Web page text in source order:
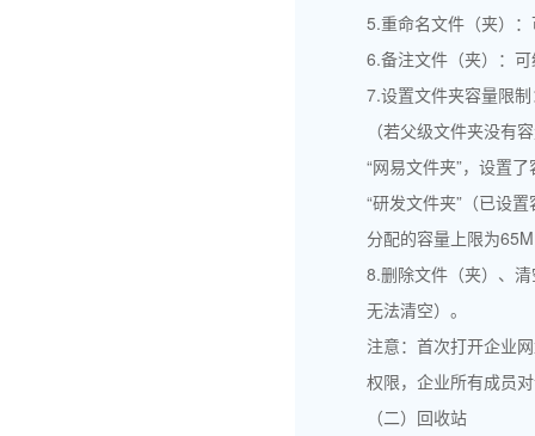
5.重命名文件（夹）
6.备注文件（夹）：
7.设置文件夹容量限
（若父级文件夹没有
“网易文件夹”，设置
“研发文件夹”（已设
分配的容量上限为
8.删除文件（夹）、
无法清空）。
注意：首次打开企业
权限，企业所有成员
（二）回收站